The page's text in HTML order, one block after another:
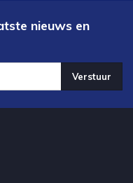
nieuws en
Verstuur